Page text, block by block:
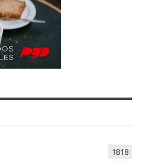
1818